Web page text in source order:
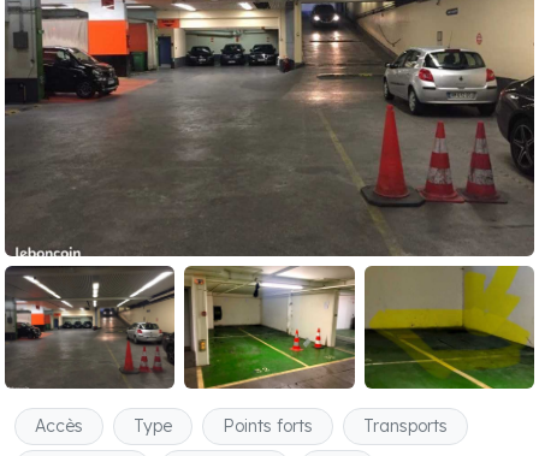
Accès Type Points forts
Transports